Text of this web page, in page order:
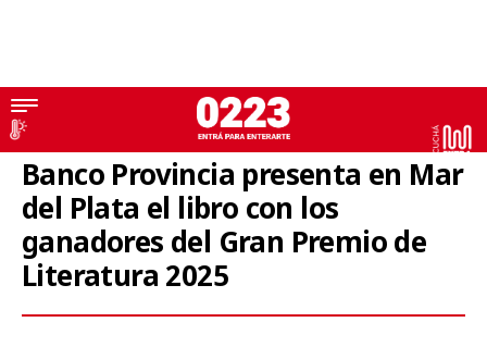
Banco Provincia
Banco Provincia presenta en Mar
del Plata el libro con los
ganadores del Gran Premio de
Literatura 2025